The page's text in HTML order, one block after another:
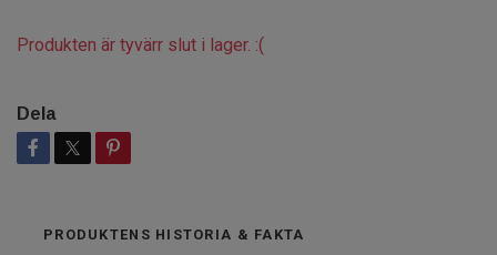
Produkten är tyvärr slut i lager. :(
Dela
PRODUKTENS HISTORIA & FAKTA